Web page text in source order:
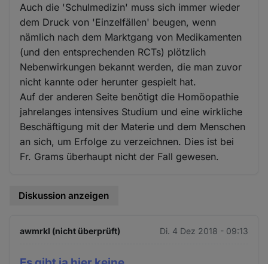
Auch die 'Schulmedizin' muss sich immer wieder
dem Druck von 'Einzelfällen' beugen, wenn
nämlich nach dem Marktgang von Medikamenten
(und den entsprechenden RCTs) plötzlich
Nebenwirkungen bekannt werden, die man zuvor
nicht kannte oder herunter gespielt hat.
Auf der anderen Seite benötigt die Homöopathie
jahrelanges intensives Studium und eine wirkliche
Beschäftigung mit der Materie und dem Menschen
an sich, um Erfolge zu verzeichnen. Dies ist bei
Fr. Grams überhaupt nicht der Fall gewesen.
Diskussion anzeigen
awmrkl (nicht überprüft) Di. 4 Dez 2018 - 09:13